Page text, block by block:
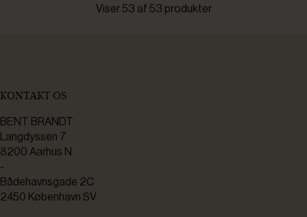
Viser 53 af 53 produkter
KONTAKT OS
BENT BRANDT
Langdyssen 7
8200 Aarhus N
-
Bådehavnsgade 2C
2450 København SV